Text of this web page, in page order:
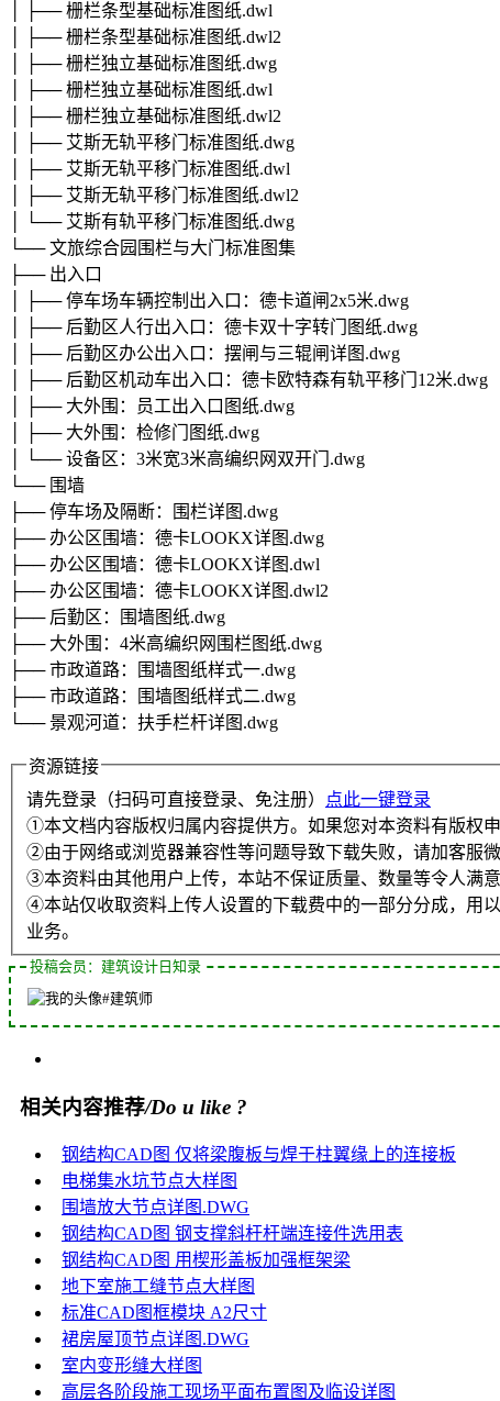
│ ├── 栅栏条型基础标准图纸.dwl
│ ├── 栅栏条型基础标准图纸.dwl2
│ ├── 栅栏独立基础标准图纸.dwg
│ ├── 栅栏独立基础标准图纸.dwl
│ ├── 栅栏独立基础标准图纸.dwl2
│ ├── 艾斯无轨平移门标准图纸.dwg
│ ├── 艾斯无轨平移门标准图纸.dwl
│ ├── 艾斯无轨平移门标准图纸.dwl2
│ └── 艾斯有轨平移门标准图纸.dwg
└── 文旅综合园围栏与大门标准图集
├── 出入口
│ ├── 停车场车辆控制出入口：德卡道闸2x5米.dwg
│ ├── 后勤区人行出入口：德卡双十字转门图纸.dwg
│ ├── 后勤区办公出入口：摆闸与三辊闸详图.dwg
│ ├── 后勤区机动车出入口：德卡欧特森有轨平移门12米.dwg
│ ├── 大外围：员工出入口图纸.dwg
│ ├── 大外围：检修门图纸.dwg
│ └── 设备区：3米宽3米高编织网双开门.dwg
└── 围墙
├── 停车场及隔断：围栏详图.dwg
├── 办公区围墙：德卡LOOKX详图.dwg
├── 办公区围墙：德卡LOOKX详图.dwl
├── 办公区围墙：德卡LOOKX详图.dwl2
├── 后勤区：围墙图纸.dwg
├── 大外围：4米高编织网围栏图纸.dwg
├── 市政道路：围墙图纸样式一.dwg
├── 市政道路：围墙图纸样式二.dwg
└── 景观河道：扶手栏杆详图.dwg
资源链接
请先登录（扫码可直接登录、免注册）
点此一键登录
①本文档内容版权归属内容提供方。如果您对本资料有版权
②由于网络或浏览器兼容性等问题导致下载失败，请加客服
③本资料由其他用户上传，本站不保证质量、数量等令人满
④本站仅收取资料上传人设置的下载费中的一部分分成，用
业务。
投稿会员：建筑设计日知录
#建筑师
相关内容推荐/Do u like ?
钢结构CAD图 仅将梁腹板与焊于柱翼缘上的连接板
电梯集水坑节点大样图
围墙放大节点详图.DWG
钢结构CAD图 钢支撑斜杆杆端连接件选用表
钢结构CAD图 用楔形盖板加强框架梁
地下室施工缝节点大样图
标准CAD图框模块 A2尺寸
裙房屋顶节点详图.DWG
室内变形缝大样图
高层各阶段施工现场平面布置图及临设详图